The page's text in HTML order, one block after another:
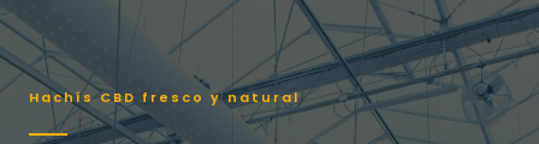
Hachís CBD fresco y natural